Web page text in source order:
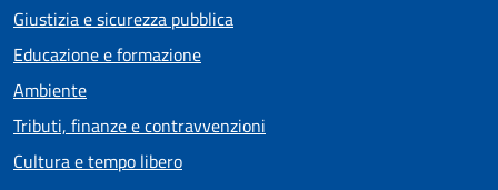
Giustizia e sicurezza pubblica
Educazione e formazione
Ambiente
Tributi, finanze e contravvenzioni
Cultura e tempo libero